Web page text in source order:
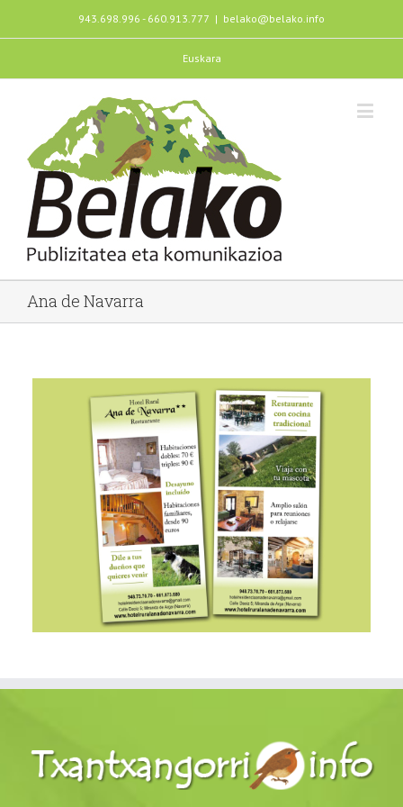
943.698.996 - 660.913.777 | belako@belako.info
Euskara
Ana de Navarra